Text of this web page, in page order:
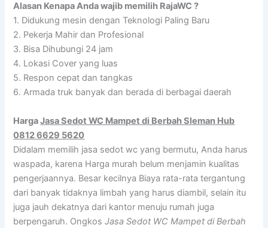
Alasan Kenapa Anda wajib memilih RajaWC ?
1. Didukung mesin dengan Teknologi Paling Baru
2. Pekerja Mahir dan Profesional
3. Bisa Dihubungi 24 jam
4. Lokasi Cover yang luas
5. Respon cepat dan tangkas
6. Armada truk banyak dan berada di berbagai daerah
HargaJasa Sedot WC Mampet di Berbah Sleman Hub
0812 6629 5620
Didalam memilih jasa sedot wc yang bermutu, Anda harus
waspada, karena Harga murah belum menjamin kualitas
pengerjaannya. Besar kecilnya Biaya rata-rata tergantung
dari banyak tidaknya limbah yang harus diambil, selain itu
juga jauh dekatnya dari kantor menuju rumah juga
berpengaruh. OngkosJasa Sedot WC Mampet di Berbah